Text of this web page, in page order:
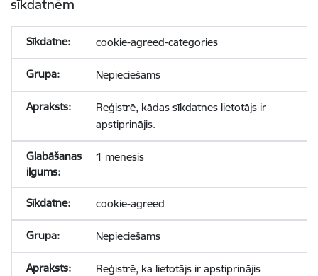
sīkdatnēm
cookie-agreed-categories
Nepieciešams
Reģistrē, kādas sīkdatnes lietotājs ir
apstiprinājis.
1 mēnesis
cookie-agreed
Nepieciešams
Reģistrē, ka lietotājs ir apstiprinājis